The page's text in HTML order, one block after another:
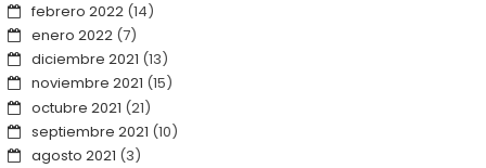
febrero 2022(14)
enero 2022(7)
diciembre 2021 (13)
noviembre 2021 (15)
octubre 2021 (21)
septiembre 2021 (10)
agosto 2021 (3)